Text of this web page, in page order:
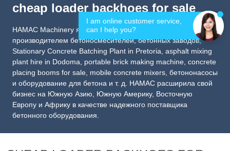
cheap loader backhoes for sale
HAMAC Machinery является профессиональным
производителем бетоносмесителей, бетонных заводов,
Stationary Concrete Batching Plant in Pretoria asphalt mixing
plant hire in Dodoma
portable brick making machine, concrete
placing booms for sale, mobile concrete mixers, бетононасосы
и оборудование для бетона и т. д. HAMAC расширила свой
бизнес на Южную Азию, Южную Америку, Восточную
Европу и Африку в качестве надежного поставщика
бетонного оборудования.
I am online customer service,
can I help you?